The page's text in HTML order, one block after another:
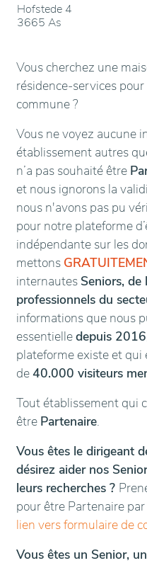
Hofstede 4
3665 As
Vous cherchez une
résidence-services
commune ?
Vous ne voyez aucune
établissement autres
n’a pas souhaité être
et nous ignorons la
nous n'avons pas pu
pour notre plateforme
indépendante sur les
mettons
internautes Seniors, de
professionnels du
informations que nous
essentielledepuis 2016
plateforme existe et
de40.000 visiteurs
Tout établissement qui
être Partenaire.
Vous êtes le dirigeant
désirez aider nos
leurs recherches ?
pour être Partenaire
lien vers formulaire de
Vous êtes un Senior,